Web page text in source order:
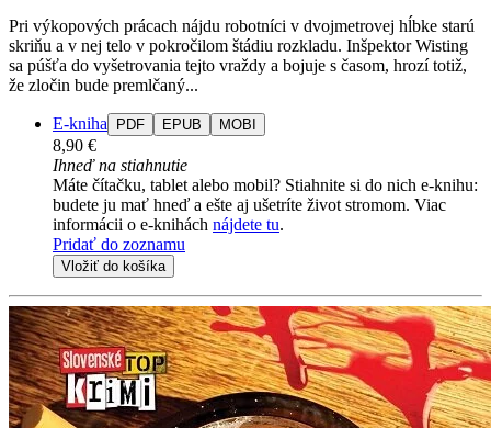
Pri výkopových prácach nájdu robotníci v dvojmetrovej hĺbke starú
skriňu a v nej telo v pokročilom štádiu rozkladu. Inšpektor Wisting
sa púšťa do vyšetrovania tejto vraždy a bojuje s časom, hrozí totiž,
že zločin bude premlčaný...
E-kniha PDF EPUB MOBI
8,90 €
Ihneď na stiahnutie
Máte čítačku, tablet alebo mobil? Stiahnite si do nich e-knihu:
budete ju mať hneď a ešte aj ušetríte život stromom. Viac
informácii o e-knihách nájdete tu.
Pridať do zoznamu
Vložiť do košíka